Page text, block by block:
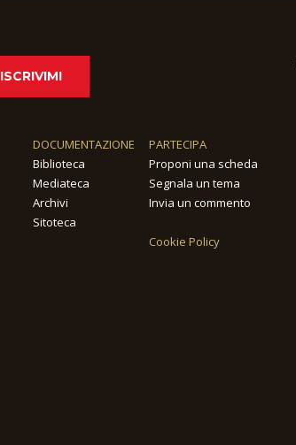
ISCRIVIMI
DOCUMENTAZIONE
Biblioteca
Mediateca
Archivi
Sitoteca
PARTECIPA
Proponi una scheda
Segnala un tema
Invia un commento
Cookie Policy